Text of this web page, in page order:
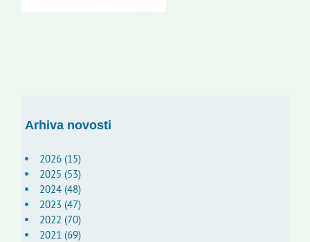
Arhiva novosti
2026 (15)
2025 (53)
2024 (48)
2023 (47)
2022 (70)
2021 (69)